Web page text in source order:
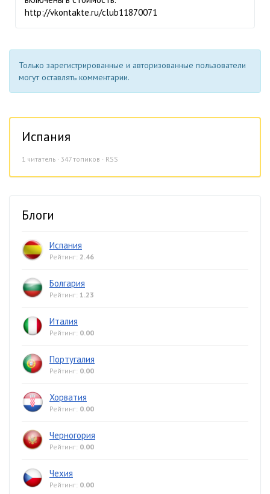
http://vkontakte.ru/club11870071
Только зарегистрированные и авторизованные пользователи
могут оставлять комментарии.
Испания
1 читатель · 347 топиков · RSS
Блоги
Испания
Рейтинг: 2.46
Болгария
Рейтинг: 1.23
Италия
Рейтинг: 0.00
Португалия
Рейтинг: 0.00
Хорватия
Рейтинг: 0.00
Черногория
Рейтинг: 0.00
Чехия
Рейтинг: 0.00